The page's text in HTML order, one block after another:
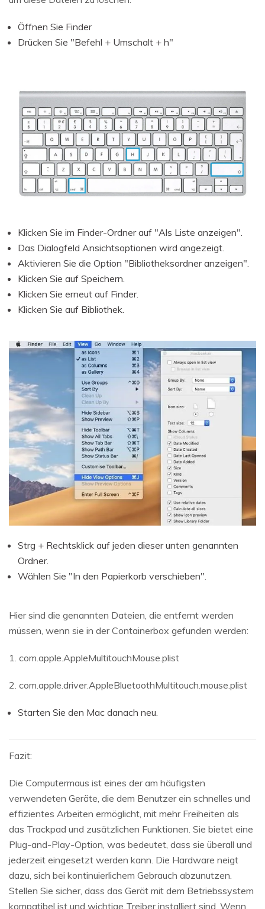
Öffnen Sie Finder
Drücken Sie "Befehl + Umschalt + h"
Klicken Sie im Finder-Ordner auf "Als Liste anzeigen".
Das Dialogfeld Ansichtsoptionen wird angezeigt.
Aktivieren Sie die Option "Bibliotheksordner anzeigen".
Klicken Sie auf Speichern.
Klicken Sie erneut auf Finder.
Klicken Sie auf Bibliothek.
Strg + Rechtsklick auf jeden dieser unten genannten
Ordner.
Wählen Sie "In den Papierkorb verschieben".
Hier sind die genannten Dateien, die entfernt werden
müssen, wenn sie in der Containerbox gefunden werden:
1. com.apple.AppleMultitouchMouse.plist
2. com.apple.driver.AppleBluetoothMultitouch.mouse.plist
Starten Sie den Mac danach neu.
Fazit:
Die Computermaus ist eines der am häufigsten
verwendeten Geräte, die dem Benutzer ein schnelles und
effizientes Arbeiten ermöglicht, mit mehr Freiheiten als
das Trackpad und zusätzlichen Funktionen. Sie bietet eine
Plug-and-Play-Option, was bedeutet, dass sie überall und
jederzeit eingesetzt werden kann. Die Hardware neigt
dazu, sich bei kontinuierlichem Gebrauch abzunutzen.
Stellen Sie sicher, dass das Gerät mit dem Betriebssystem
kompatibel ist und wichtige Treiber installiert sind. Wenn